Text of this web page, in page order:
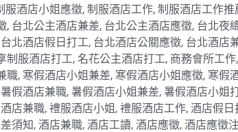
服酒店小姐應徵, 制服酒店工作, 制服酒店工作推
, 台北公主酒店兼差, 台北公主酒店應徵, 台北夜
台北酒店假日打工, 台北酒店公關應徵, 台北酒店
制服酒店打工, 名花公主酒店打工, 商務會所工作,
職, 寒假酒店小姐兼差, 寒假酒店小姐應徵, 寒假
暑假酒店兼職, 暑假酒店小姐兼差, 暑假酒店小姐
店兼職, 禮服酒店小姐 , 禮服酒店工作, 酒店假日
須知, 酒店兼職, 酒店工讀, 酒店應徵, 酒店應徵